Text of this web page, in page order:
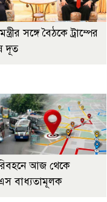
সঙ্গে বৈঠকে ট্রাম্পের
দূত
আজ থেকে
বাধ্যতামূলক